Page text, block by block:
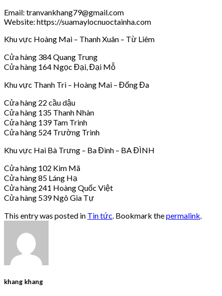
Email: tranvankhang79@gmail.com
Website: https://suamaylocnuoctainha.com
Khu vực Hoàng Mai – Thanh Xuân – Từ Liêm
Cửa hàng 384 Quang Trung
Cửa hàng 164 Ngọc Đại, Đại Mỗ
Khu vực Thanh Trì – Hoàng Mai – Đống Đa
Cửa hàng 22 cầu dậu
Cửa hàng 135 Thanh Nhàn
Cửa hàng 139 Tam Trinh
Cửa hàng 524 Trường Trinh
Khu vực Hai Bà Trưng – Ba Đình – BA ĐÌNH
Cửa hàng 102 Kim Mã
Cửa hàng 85 Láng Hạ
Cửa hàng 241 Hoàng Quốc Việt
Cửa hàng 539 Ngô Gia Tự
This entry was posted in Tin tức . Bookmark thepermalink
khang khang